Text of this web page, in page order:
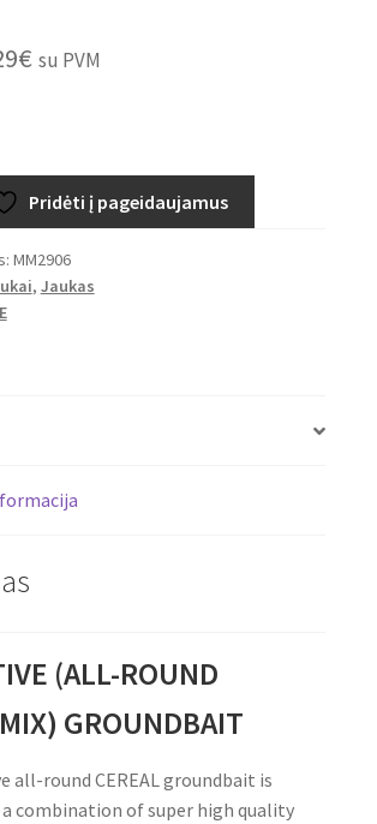
€Current
8,29€.
su PVM
Pridėti į pageidaujamus
MM2906
, Jaukas
(ALL-ROUND
GROUNDBAIT
all-round CEREAL groundbait is
combination of super high quality